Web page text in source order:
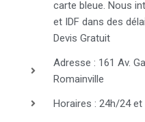
carte bleue. Nous
et IDF dans des
Devis Gratuit
Adresse : 161 Av.
Romainville
Horaires : 24h/24